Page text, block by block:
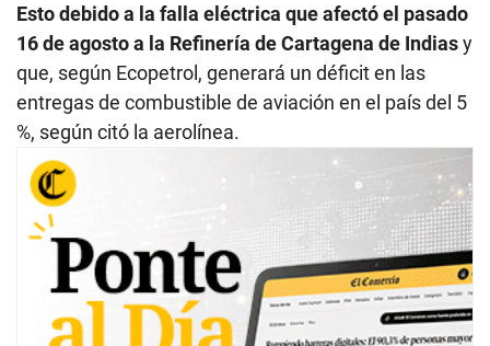
Esto debido a la falla eléctrica que afectó el pasado
16 de agosto a la Refinería de Cartagena de Indiasy
que, según Ecopetrol, generará un déficit en las
entregas de combustible de aviación en el país del 5
%, según citó la aerolínea.